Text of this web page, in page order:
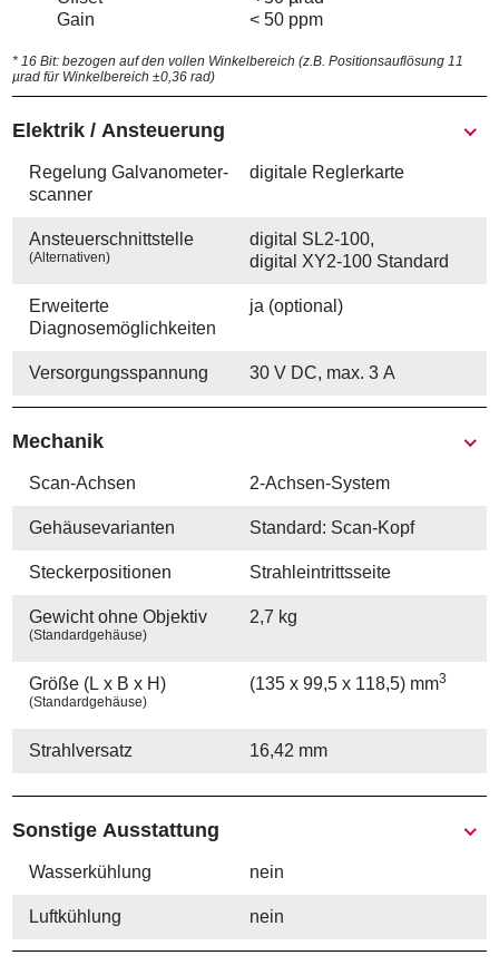
Gain
< 50 ppm
* 16 Bit: bezogen auf den vollen Winkelbereich (z.B. Positionsauflösung 11
µrad für Winkelbereich ±0,36 rad)
Elektrik / Ansteuerung
Regelung Galvanometer­
scanner
digitale Reglerkarte
Ansteuer­schnittstelle
(Alternativen)
digital SL2-100,
digital XY2-100 Standard
Erweiterte
Diagnosemöglichkeiten
ja (optional)
Versorgungs­spannung 30 V DC, max. 3 A
Mechanik
Scan-Achsen 2-Achsen-System
Gehäuse­varianten Standard: Scan-Kopf
Stecker­positionen Strahleintrittsseite
Gewicht ohne Objektiv
(Standardgehäuse)
2,7 kg
Größe (L x B x H)
(Standardgehäuse)
(135 x 99,5 x 118,5) mm3
Strahlversatz 16,42 mm
Sonstige Ausstattung
Wasserkühlung nein
Luftkühlung nein